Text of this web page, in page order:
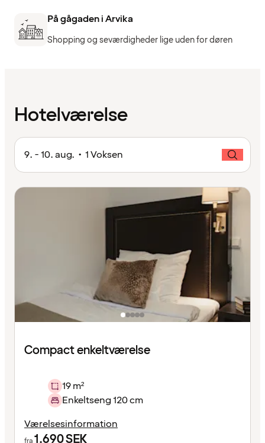
På gågaden i Arvika
Shopping og seværdigheder lige uden for døren
Hotelværelse
9. - 10. aug. • 1 Voksen
Compact enkeltværelse
19 m²
Enkeltseng 120 cm
Værelsesinformation
fra1.690SEK